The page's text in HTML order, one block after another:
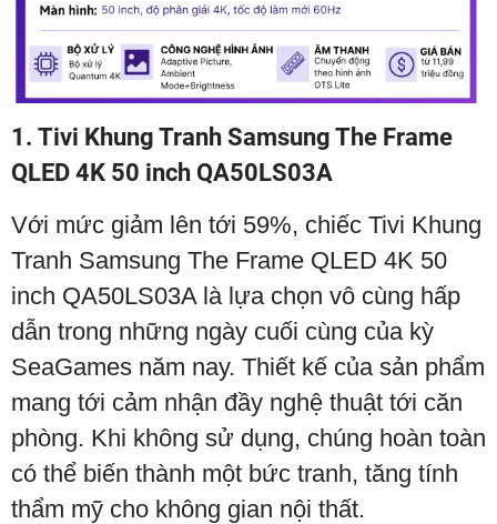
1. Tivi Khung Tranh Samsung The Frame
QLED 4K 50 inch QA50LS03A
Với mức giảm lên tới 59%, chiếc Tivi Khung
Tranh Samsung The Frame QLED 4K 50
inch QA50LS03A là lựa chọn vô cùng hấp
dẫn trong những ngày cuối cùng của kỳ
SeaGames năm nay. Thiết kế của sản phẩm
mang tới cảm nhận đầy nghệ thuật tới căn
phòng. Khi không sử dụng, chúng hoàn toàn
có thể biến thành một bức tranh, tăng tính
thẩm mỹ cho không gian nội thất.